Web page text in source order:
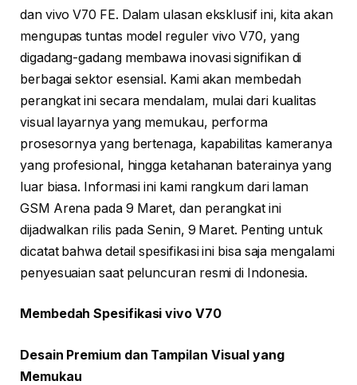
dan vivo V70 FE. Dalam ulasan eksklusif ini, kita akan
mengupas tuntas model reguler vivo V70, yang
digadang-gadang membawa inovasi signifikan di
berbagai sektor esensial. Kami akan membedah
perangkat ini secara mendalam, mulai dari kualitas
visual layarnya yang memukau, performa
prosesornya yang bertenaga, kapabilitas kameranya
yang profesional, hingga ketahanan baterainya yang
luar biasa. Informasi ini kami rangkum dari laman
GSM Arena pada 9 Maret, dan perangkat ini
dijadwalkan rilis pada Senin, 9 Maret. Penting untuk
dicatat bahwa detail spesifikasi ini bisa saja mengalami
penyesuaian saat peluncuran resmi di Indonesia.
Membedah Spesifikasi vivo V70
Desain Premium dan Tampilan Visual yang
Memukau